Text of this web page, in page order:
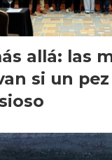
allá: las
si un